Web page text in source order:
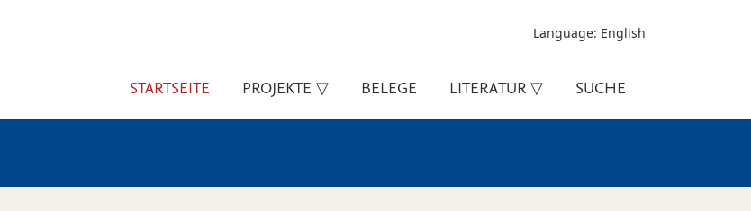
Language: English
STARTSEITE PROJEKTE ▽ BELEGE LITERATUR ▽ SUCHE